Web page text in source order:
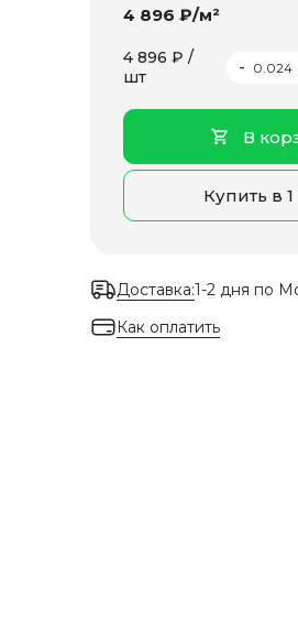
4 896 ₽/м²
4 896 ₽ /
шт
-
В
Купить в
Доставка:1-2 дня по
Как оплатить